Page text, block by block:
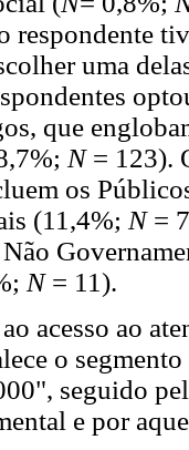
respondente
uma
que
N = 123).
os
(11,4%; N =
Não
N = 11).
acesso ao
o
seguido
e por